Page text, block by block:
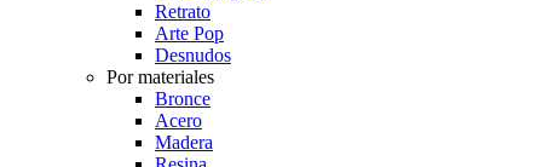
Retrato
Arte Pop
Desnudos
Por materiales
Bronce
Acero
Madera